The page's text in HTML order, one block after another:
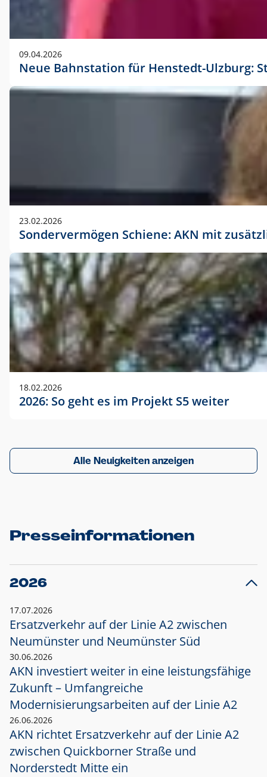
09.04.2026
Neue Bahnstation für Henstedt-Ulzburg:
23.02.2026
Sondervermögen Schiene: AKN mit
18.02.2026
2026: So geht es im Projekt S5 weiter
Alle Neuigkeiten anzeigen
Presseinformationen
2026
17.07.2026
Ersatzverkehr auf der Linie A2 zwischen
Neumünster und Neumünster Süd
30.06.2026
AKN investiert weiter in eine leistungsfähige
Zukunft – Umfangreiche
Modernisierungsarbeiten auf der Linie A2
26.06.2026
AKN richtet Ersatzverkehr auf der Linie A2
zwischen Quickborner Straße und
Norderstedt Mitte ein